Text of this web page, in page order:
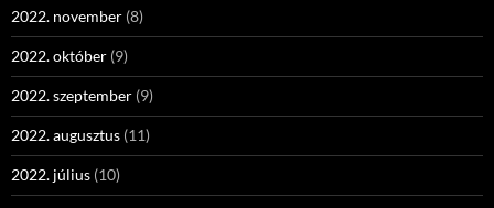
2022. november (8)
2022. október (9)
2022. szeptember (9)
2022. augusztus (11)
2022. július (10)